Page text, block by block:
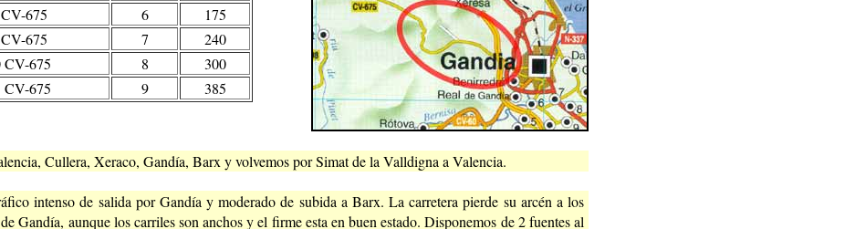
675
6
175
675
7
240
675
8
300
675
9 385
Cullera, Xeraco, Gandía, Barx y volvemos por Simat de la Valldigna a Valencia.
intenso de salida por Gandía y moderado de subida a Barx. La carretera pierde su arcén a los
Gandía, aunque los carriles son anchos y el firme esta en buen estado. Disponemos de 2 fuentes al